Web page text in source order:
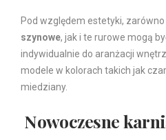
Pod względem estetyki, zarówno
szynowe, jak i te rurowe mogą
indywidualnie do aranżacji
modele w kolorach takich jak
miedziany.
Nowoczesne